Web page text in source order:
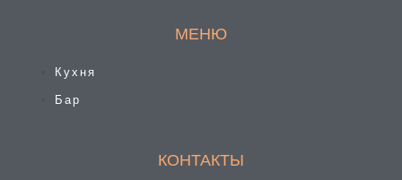
МЕНЮ
Кухня
Бар
КОНТАКТЫ